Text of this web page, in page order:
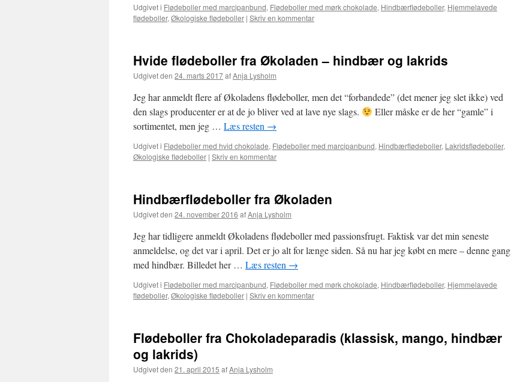
Udgivet i Flødeboller med marcipanbund, Flødeboller med mørk chokolade, Hindbærflødeboller, Hjemmelavede
flødeboller, Økologiske flødeboller | Skriv en kommentar
Hvide flødeboller fra Økoladen – hindbær og lakrids
Udgivet den 24. marts 2017afAnja Lysholm
Jeg har anmeldt flere af Økoladens flødeboller, men det “forbandede” (det mener jeg slet ikke) ved
den slags producenter er at de jo bliver ved at lave nye slags.
Eller måske er de her “gamle” i
sortimentet, men jeg … Læs resten →
Udgivet i Flødeboller med hvid chokolade, Flødeboller med marcipanbund, Hindbærflødeboller, Lakridsflødeboller,
Økologiske flødeboller | Skriv en kommentar
Hindbærflødeboller fra Økoladen
Udgivet den 24. november 2016 afAnja Lysholm
Jeg har tidligere anmeldt Økoladens flødeboller med passionsfrugt. Faktisk var det min seneste
anmeldelse, og det var i april. Det er jo alt for længe siden. Så nu har jeg købt en mere – denne gang
med hindbær. Billedet her … Læs resten →
Udgivet i Flødeboller med marcipanbund, Flødeboller med mørk chokolade, Hindbærflødeboller, Hjemmelavede
flødeboller, Økologiske flødeboller | Skriv en kommentar
Flødeboller fra Chokoladeparadis (klassisk, mango, hindbær
og lakrids)
Udgivet den 21. april 2015 afAnja Lysholm